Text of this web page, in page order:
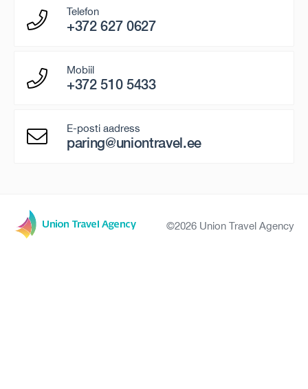
Telefon
+372 627 0627
Mobiil
+372 510 5433
E-posti aadress
paring@uniontravel.ee
©2026 Union Travel Agency